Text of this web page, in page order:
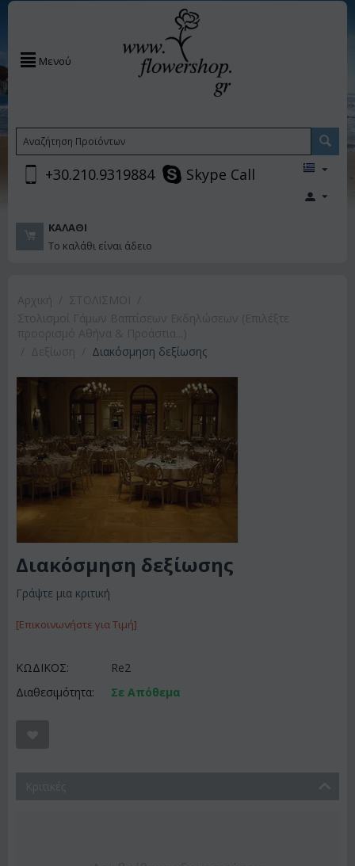
Μενού
+30.210.9319884 Skype Call
ΚΑΛΆΘΙ
Το καλάθι είναι άδειο
Διακόσμηση δεξίωσης
Διακόσμηση δεξίωσης
Γράψτε μια κριτική
[Επικοινωνήστε για Τιμή]
ΚΩΔΙΚΟΣ:
Re2
Διαθεσιμότητα:
Σε Απόθεμα